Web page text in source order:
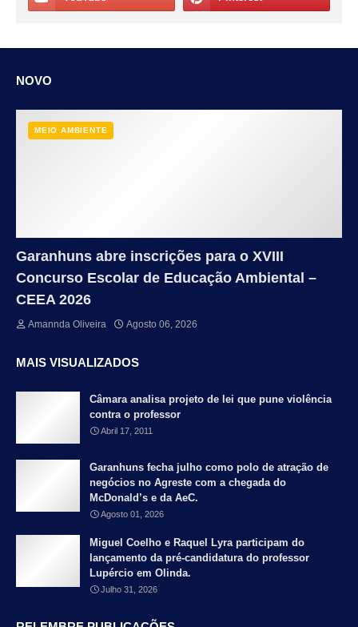
NOVO
MEIO AMBIENTE
Garanhuns abre inscrições para o XVIII
Concurso Escolar de Educação Ambiental –
CEEA 2026
Amannda Oliveira Agosto 06, 2026
MAIS VISUALIZADOS
Câmara analisa projeto de lei que pune violência
contra o professor
Abril 17, 2011
Garanhuns fecha julho como polo de atração de
negócios no Agreste com a chegada do
McDonald’s e da AeC.
Agosto 01, 2026
Miguel Coelho e Raquel Lyra participam do
lançamento da pré-candidatura do professor
Lupércio em Olinda.
Julho 31, 2026